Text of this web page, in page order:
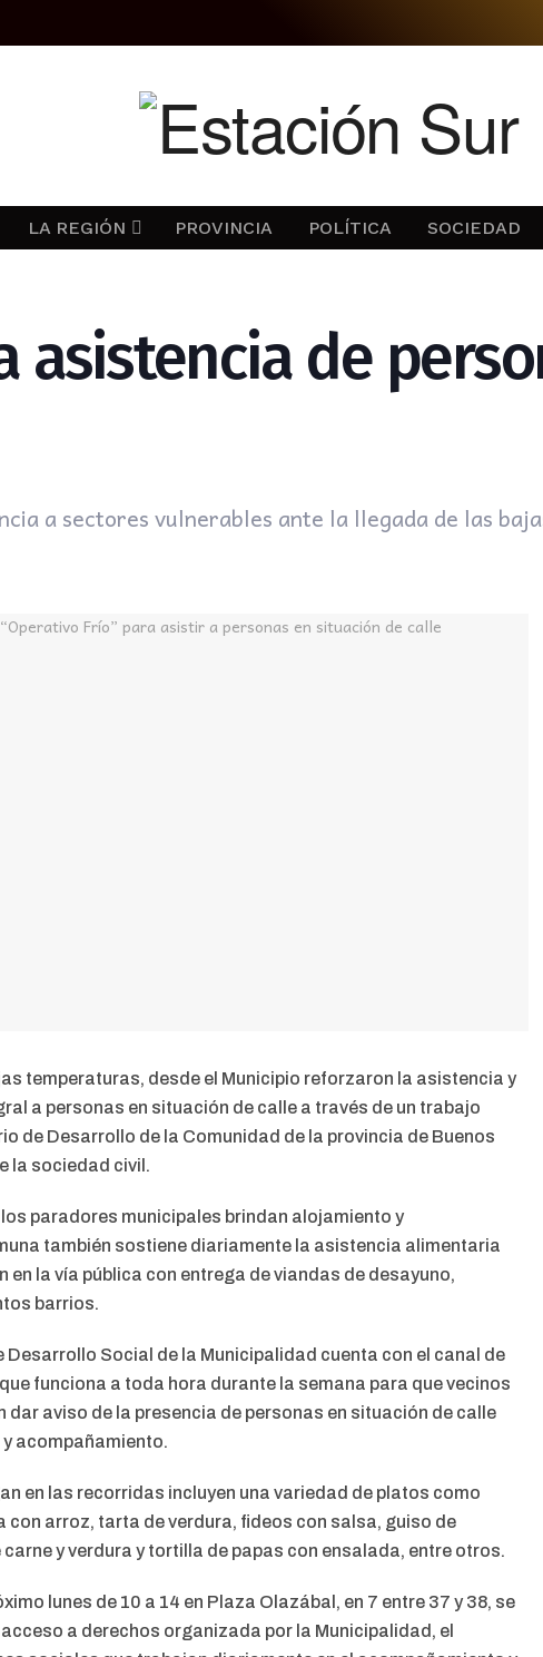
LA REGIÓN PROVINCIA POLÍTICA SOCIEDAD
asistencia de
a sectores vulnerables ante la llegada de las
temperaturas, desde el Municipio reforzaron la asistencia y
a personas en situación de calle a través de un trabajo
de Desa­rrollo de la Comunidad de la provincia de Buenos
la sociedad civil.
paradores municipales brindan alojamiento y
también sostiene diariamente la asistencia alimentaria
en la vía pública con entrega de viandas de desayuno,
barrios.
Desarrollo Social de la Municipalidad cuenta con el canal de
funciona a toda hora durante la semana para que vecinos
dar aviso de la presencia de personas en situación de calle
acompañamiento.
en las recorridas incluyen una variedad de platos como
con arroz, tarta de verdura, fideos con salsa, guiso de
carne y verdura y tortilla de papas con ensalada, entre otros.
lunes de 10 a 14 en Plaza Olazábal, en 7 entre 37 y 38, se
a derechos organizada por la Municipalidad, el